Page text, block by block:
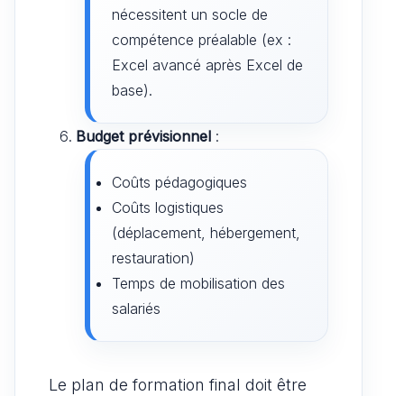
nécessitent un socle de
compétence préalable (ex :
Excel avancé après Excel de
base).
Budget prévisionnel :
Coûts pédagogiques
Coûts logistiques
(déplacement, hébergement,
restauration)
Temps de mobilisation des
salariés
Le plan de formation final doit être